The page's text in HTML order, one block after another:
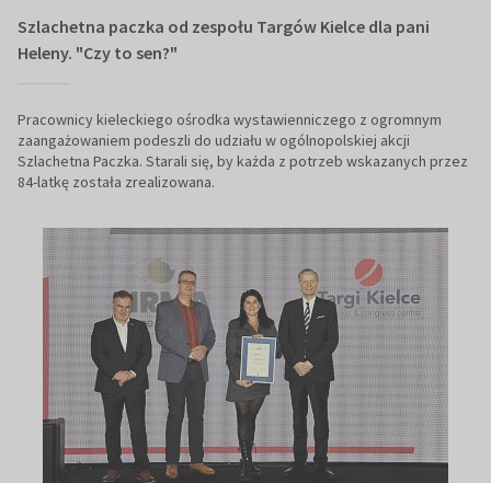
Szlachetna paczka od zespołu Targów Kielce dla pani
Heleny. "Czy to sen?"
Pracownicy kieleckiego ośrodka wystawienniczego z ogromnym
zaangażowaniem podeszli do udziału w ogólnopolskiej akcji
Szlachetna Paczka. Starali się, by każda z potrzeb wskazanych przez
84-latkę została zrealizowana.